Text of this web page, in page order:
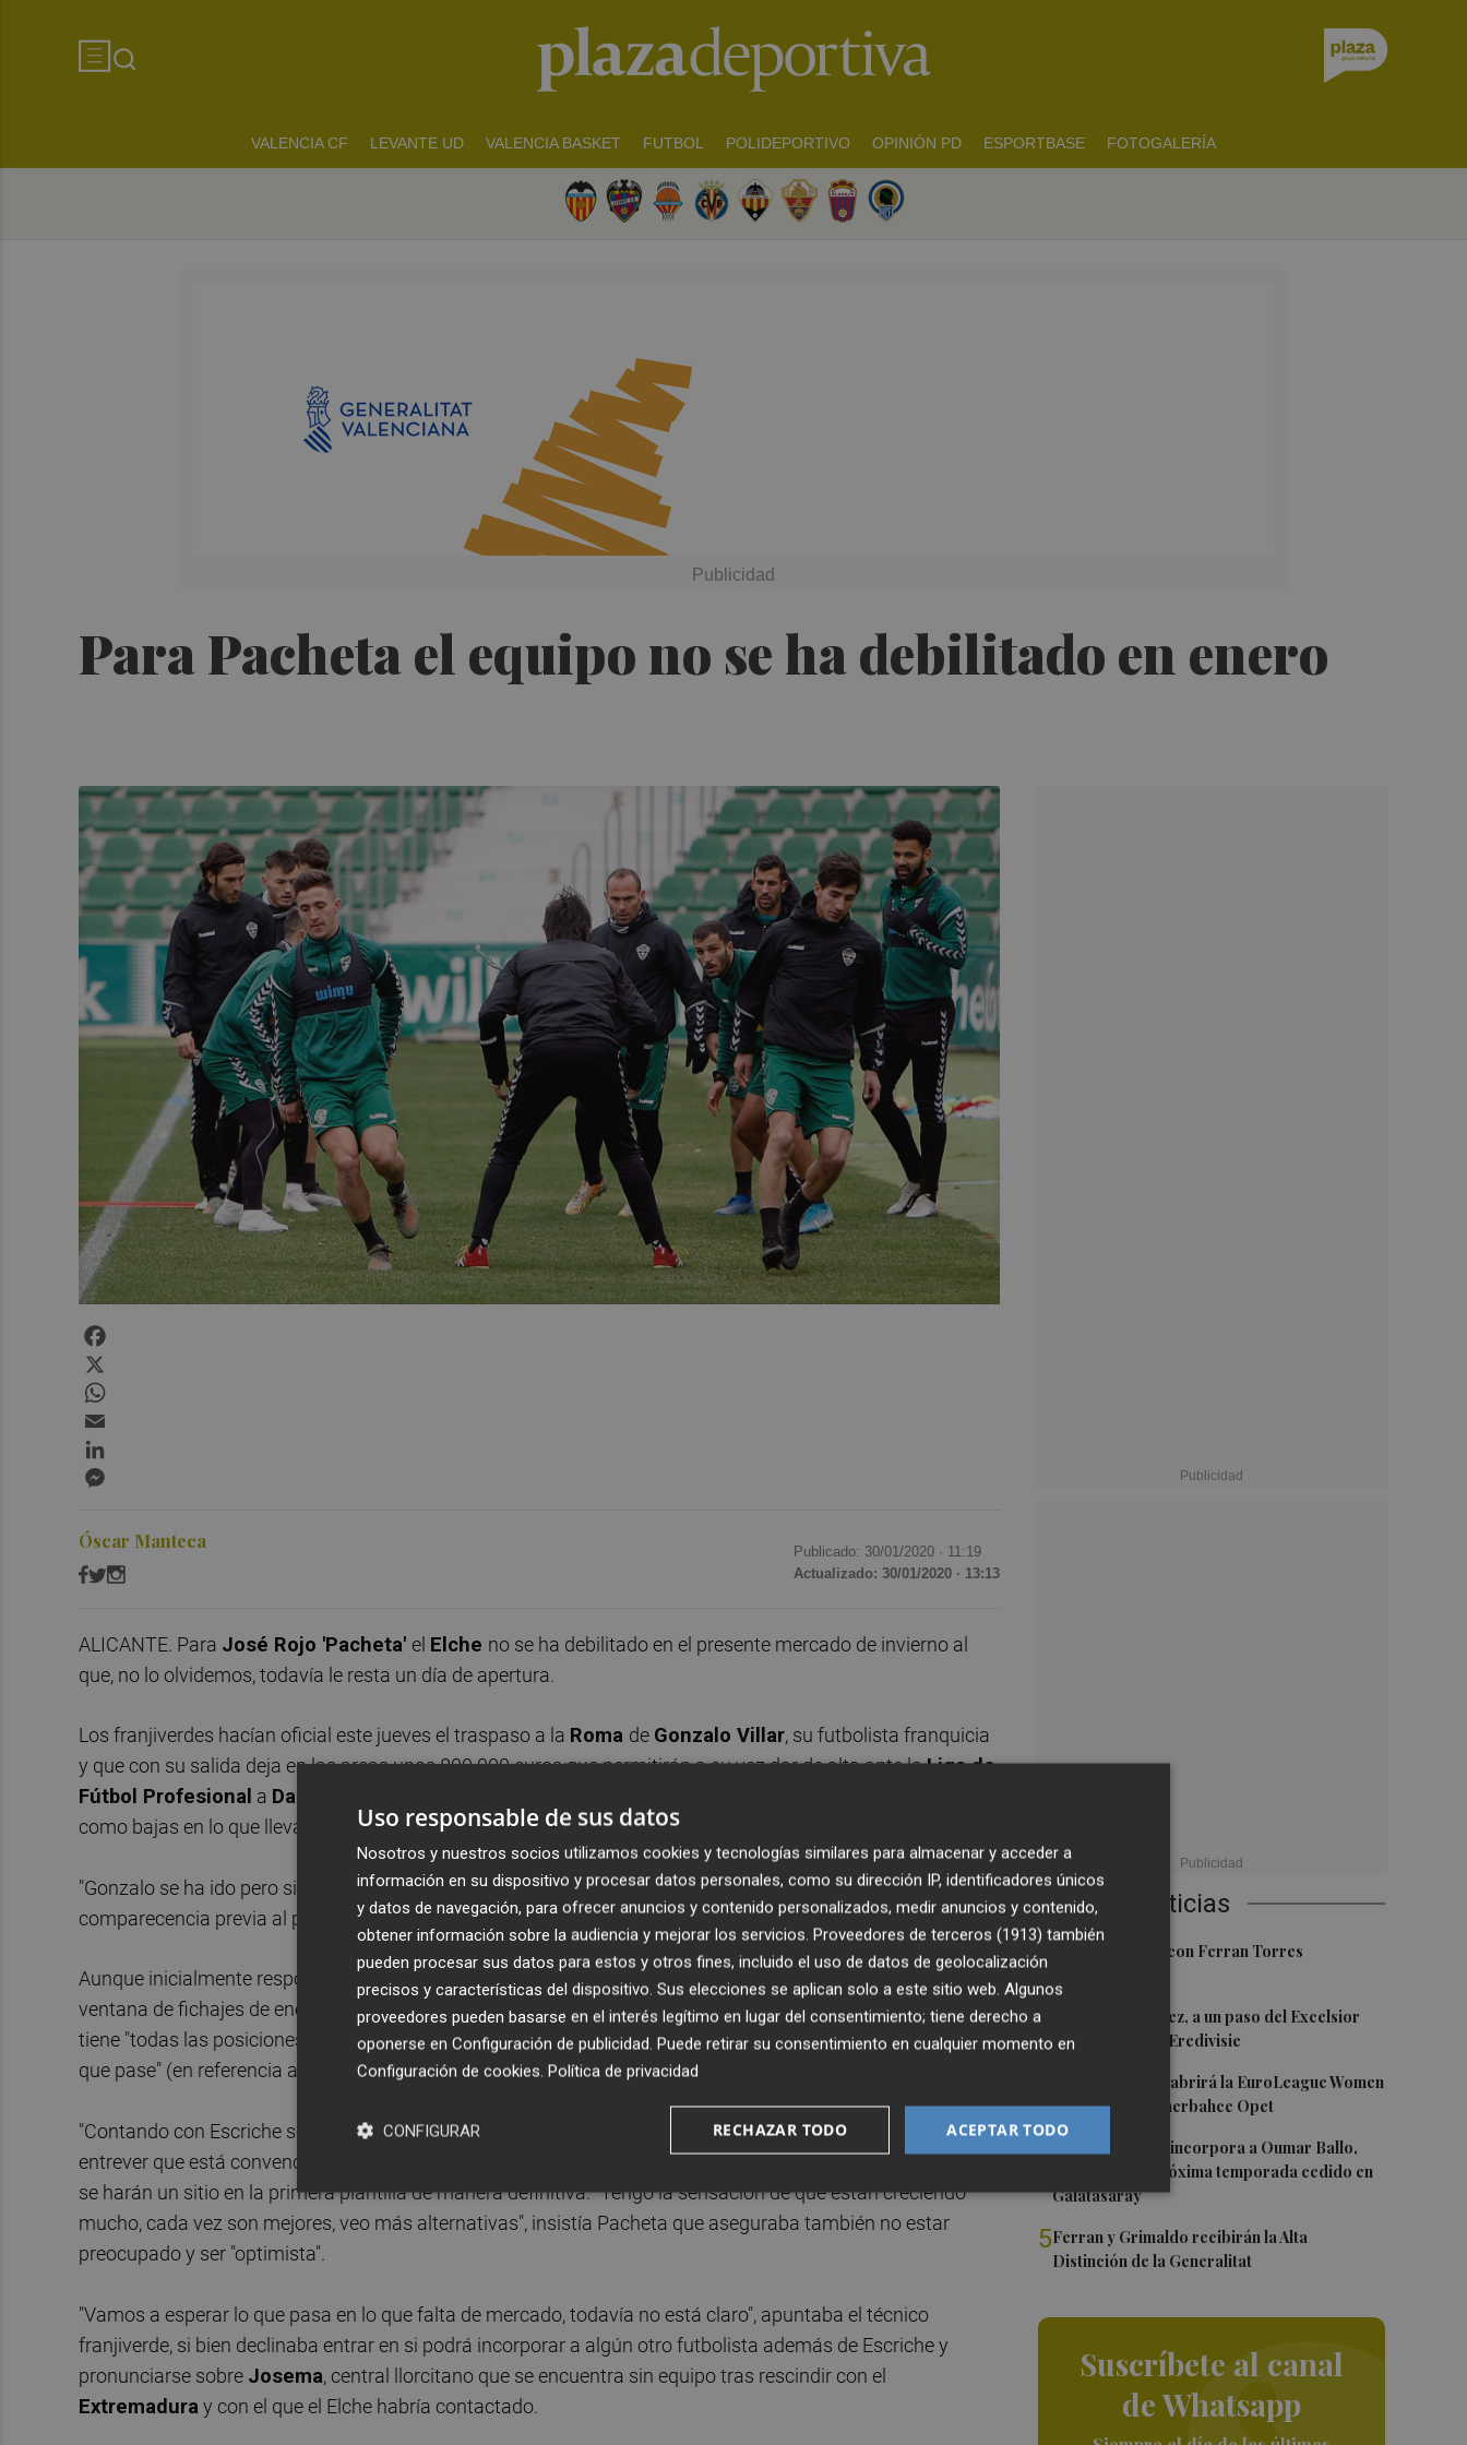
VALENCIA CF LEVANTE UD VALENCIA BASKET FUTBOL POLIDEPORTIVO OPINIÓN PD ESPORTBASE FOTOGALERÍA
Para Pacheta el equipo no se ha debilitado en enero
Últimas Noticias
1
Foios se vuelca con Ferran Torres
2
Mario Domínguez, a un paso del Excelsior
Róterdam de la Eredivisie
Valencia Basket abrirá la EuroLeague Women
en casa ante Fenerbahce Opet
4 Valencia Basket incorpora a Oumar Ballo,
que jugará la próxima temporada cedido en
Galatasaray
5Ferran y Grimaldo recibirán la Alta
Distinción de la Generalitat
Suscríbete al canal
de Whatsapp
Óscar Manteca Publicado: 30/01/2020 · 11:19
Actualizado: 30/01/2020 · 13:13
ALICANTE. Para José Rojo 'Pacheta' el Elche no se ha debilitado en el presente mercado de invierno al
que, no lo olvidemos, todavía le resta un día de apertura.
Los franjiverdes hacían oficial este jueves el traspaso a la Roma de Gonzalo Villar, su futbolista franquicia
y que con su salida deja en las arcas unos 800.000 euros que permitirán a su vez dar de alta ante laLiga de
Fútbol Profesional a Dani Escriche
como bajas en lo que llevamos de enero, mientras que el delantero castellonense es la única alta realizada.
"Gonzalo se ha ido pero sin él fuimos capaces de ganar al Almería", decía Pacheta este jueves en su
comparecencia previa al partido que enfrentará la noche del sábado a su equipo con elMálaga.
Aunque inicialmente respondía con un "no lo sé" cuando se le preguntaba si el equipo sale debilitado de la
ventana de fichajes de enero e insistía en que espera que "no se vaya nadie más", también aseguraba que
tiene "todas las posiciones cubiertas" y que el grupo que entran ha demostrado que "se sobrepone a todo lo
que pase" (en referencia a la salida deSory Kabahace ahora un año).
"Contando con Escriche son 20 futbolistas del primer equipo más los chicos", decía el técnico que dejaba
entrever que está convencido de que los
Mouradseguirán los pasos de Óscar Gily
se harán un sitio en la primera plantilla de manera definitiva: "Tengo la sensación de que están creciendo
mucho, cada vez son mejores, veo más alternativas", insistía Pacheta que aseguraba también no estar
preocupado y ser "optimista".
"Vamos a esperar lo que pasa en lo que falta de mercado, todavía no está claro", apuntaba el técnico
franjiverde, si bien declinaba entrar en si podrá incorporar a algún otro futbolista además de Escriche y
pronunciarse sobre Josema, central llorcitano que se encuentra sin equipo tras rescindir con el
Extremadura y con el que el Elche habría contactado.
Uso responsable de sus datos
Nosotros y nuestros socios utilizamos cookies y tecnologías similares para almacenar y acceder a
información en su dispositivo y procesar datos personales, como su dirección IP, identificadores únicos
y datos de navegación, para ofrecer anuncios y contenido personalizados, medir anuncios y contenido,
obtener información sobre la audiencia y mejorar los servicios. Proveedores de terceros (1913) también
pueden procesar sus datos para estos y otros fines, incluido el uso de datos de geolocalización
precisos y características del dispositivo. Sus elecciones se aplican solo a este sitio web. Algunos
proveedores pueden basarse en el interés legítimo en lugar del consentimiento; tiene derecho a
oponerse en Configuración de publicidad. Puede retirar su consentimiento en cualquier momento en
Configuración de cookies. Política de privacidad
ACEPTAR TODO
RECHAZAR TODO
CONFIGURAR